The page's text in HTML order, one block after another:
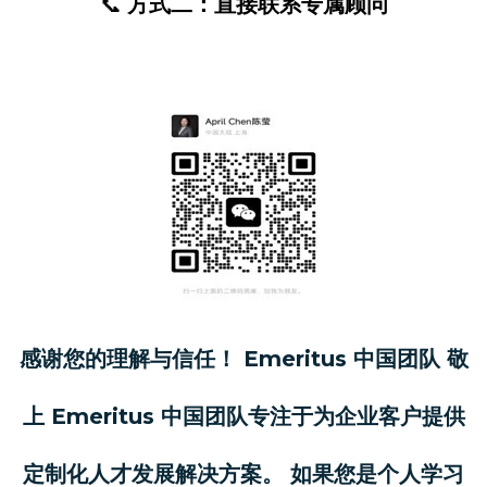
感谢您的理解与信任！ Emeritus 中国团队 敬
上 Emeritus 中国团队专注于为企业客户提供
定制化人才发展解决方案。 如果您是个人学习